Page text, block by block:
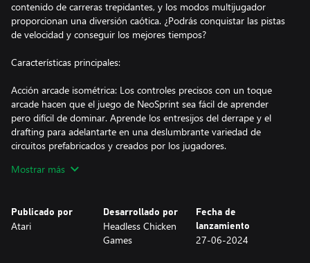
contenido de carreras trepidantes, y los modos multijugador
proporcionan una diversión caótica. ¿Podrás conquistar las pistas
de velocidad y conseguir los mejores tiempos?
Características principales:
Acción arcade isométrica: Los controles precisos con un toque
arcade hacen que el juego de NeoSprint sea fácil de aprender
pero difícil de dominar. Aprende los entresijos del derrape y el
drafting para adelantarte en una deslumbrante variedad de
circuitos prefabricados y creados por los jugadores.
Construye y comparte circuitos: Diseña circuitos sinuosos y con
gran variedad de escenarios y decoraciones para que tu circuito
sea único. Cuatro biomas diferentes (bosque, desierto, invierno y
ciudad) aportan un aspecto completamente distinto.
Mostrar más
Publicado por
Atari
Desarrollado por
Headless Chicken
Games
Fecha de
lanzamiento
27-06-2024